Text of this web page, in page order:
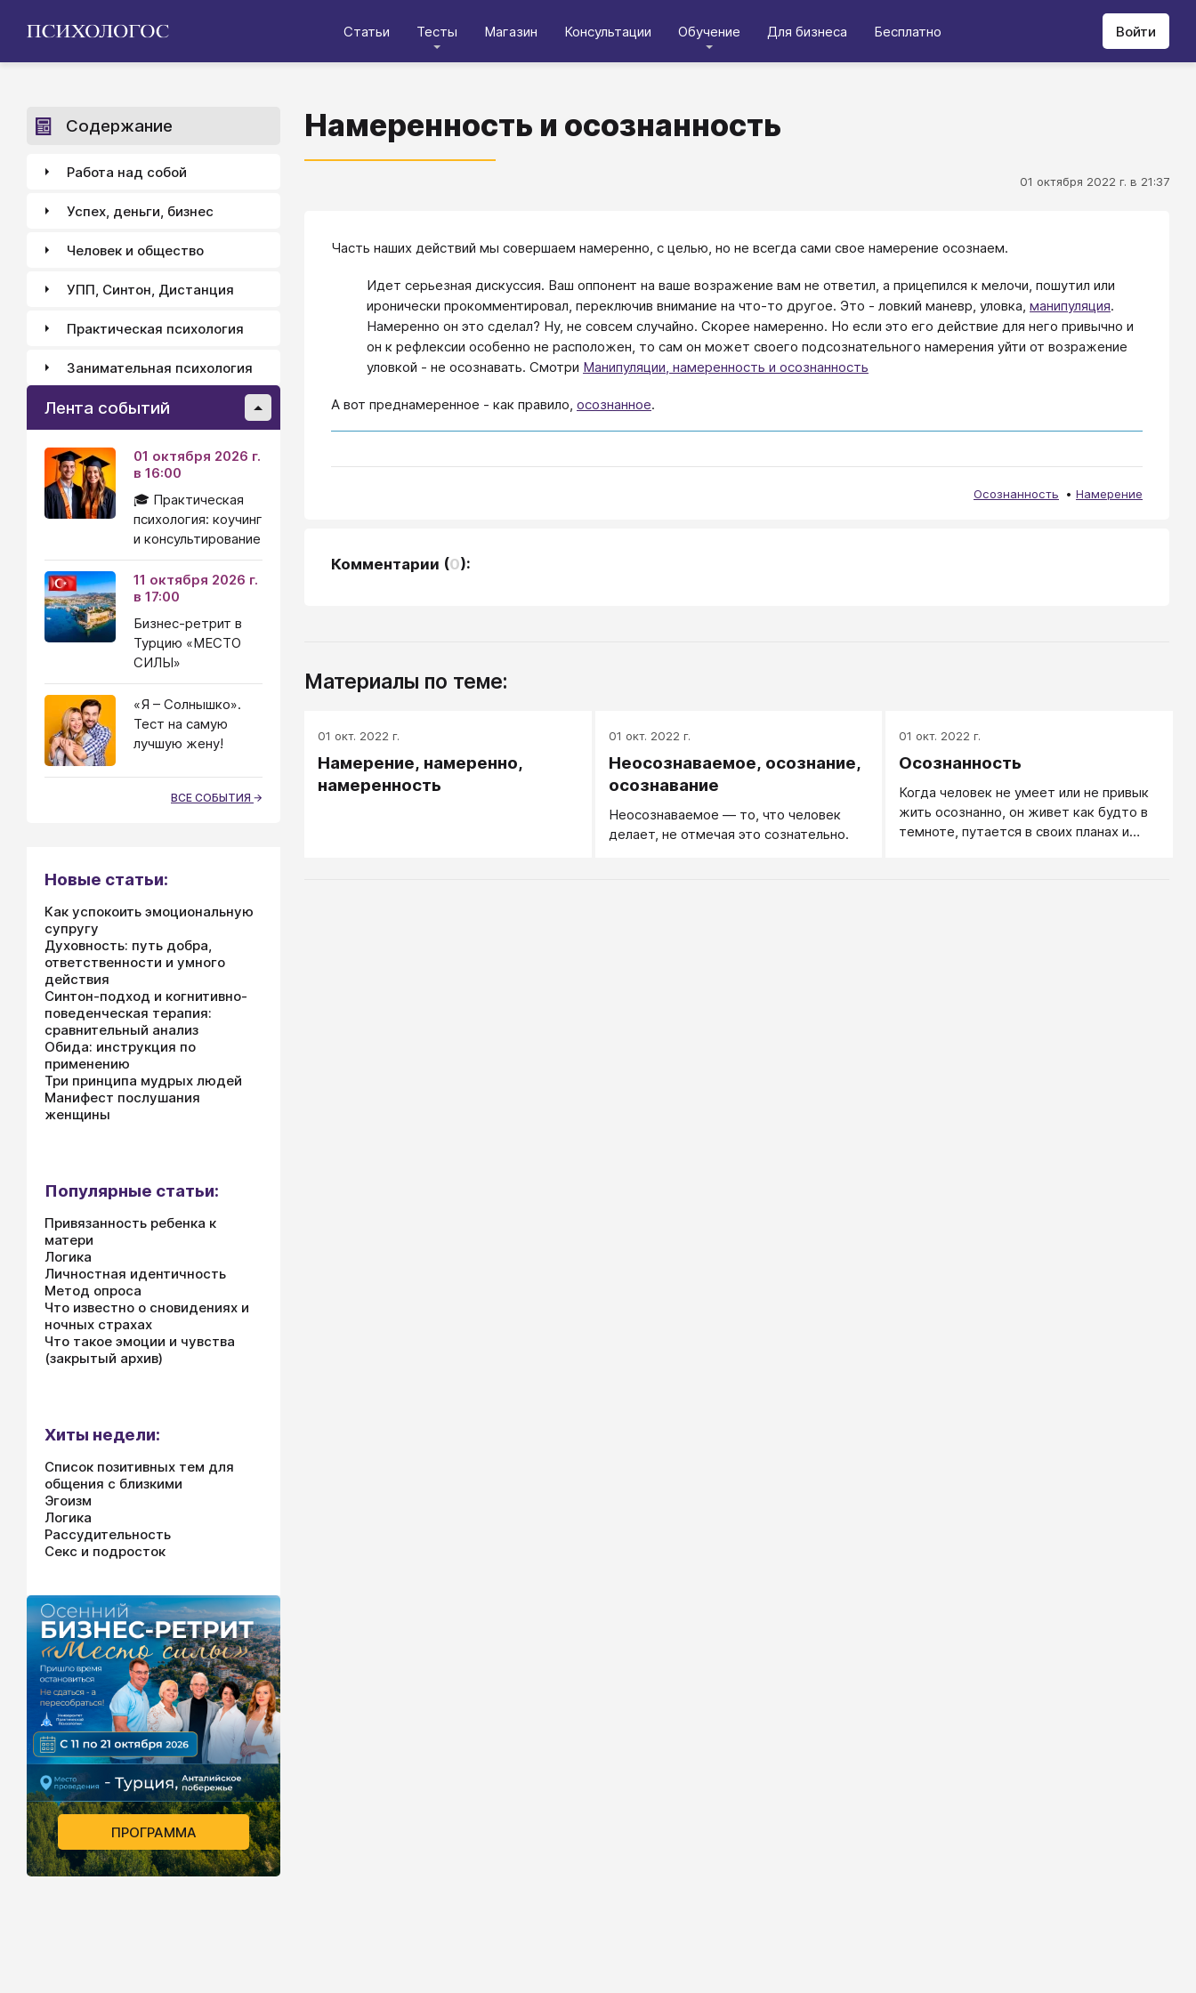
Статьи Тесты Магазин Консультации Обучение Для бизнеса Бесплатно Войти
Намеренность и осознанность
01 октября 2022 г. в 21:37
Часть наших действий мы совершаем намеренно, с целью, но не всегда сами свое намерение осознаем.
Идет серьезная дискуссия. Ваш оппонент на ваше возражение вам не ответил, а прицепился к мелочи, пошутил или
иронически прокомментировал, переключив внимание на что-то другое. Это - ловкий маневр, уловка, манипуляция.
Намеренно он это сделал? Ну, не совсем случайно. Скорее намеренно. Но если это его действие для него привычно и
он к рефлексии особенно не расположен, то сам он может своего подсознательного намерения уйти от возражение
уловкой - не осознавать. Смотри Манипуляции, намеренность и осознанность
А вот преднамеренное - как правило, осознанное.
Осознанность Намерение
Комментарии (0):
Материалы по теме:
01 окт. 2022 г.
Намерение, намеренно,
намеренность
01 окт. 2022 г.
Неосознаваемое, осознание,
осознавание
Неосознаваемое — то, что человек
делает, не отмечая это сознательно.
01 окт. 2022 г.
Осознанность
Когда человек не умеет или не привык
жить осознанно, он живет как будто в
темноте, путается в своих планах и
Содержание
Работа над собой
Успех, деньги, бизнес
Человек и общество
УПП, Синтон, Дистанция
Практическая психология
Занимательная психология
Лента событий
01 октября 2026 г.
в 16:00
🎓 Практическая
психология: коучинг
и консультирование
11 октября 2026 г.
в 17:00
Бизнес-ретрит в
Турцию «МЕСТО
СИЛЫ»
«Я – Солнышко».
Тест на самую
лучшую жену!
ВСЕ СОБЫТИЯ
Новые статьи:
Как успокоить эмоциональную
супругу
Духовность: путь добра,
ответственности и умного
действия
Синтон-подход и когнитивно-
поведенческая терапия:
сравнительный анализ
Обида: инструкция по
применению
Три принципа мудрых людей
Манифест послушания
женщины
Популярные статьи:
Привязанность ребенка к
матери
Логика
Личностная идентичность
Метод опроса
Что известно о сновидениях и
ночных страхах
Что такое эмоции и чувства
(закрытый архив)
Хиты недели:
Список позитивных тем для
общения с близкими
Эгоизм
Логика
Рассудительность
Секс и подросток
ПРОГРАММА